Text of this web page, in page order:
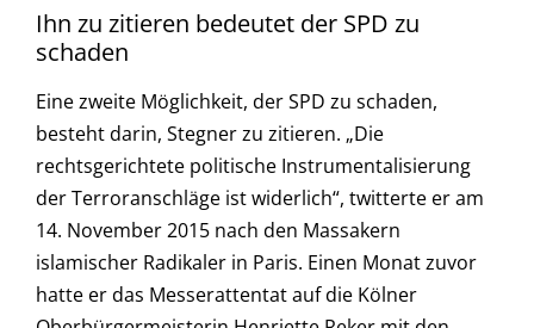
Ihn zu zitieren bedeutet der SPD zu
schaden
Eine zweite Möglichkeit, der SPD zu schaden,
besteht darin, Stegner zu zitieren. „Die
rechtsgerichtete politische Instrumentalisierung
der Terroranschläge ist widerlich“, twitterte er am
14. November 2015 nach den Massakern
islamischer Radikaler in Paris. Einen Monat zuvor
hatte er das Messerattentat auf die Kölner